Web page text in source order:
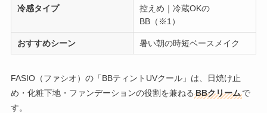
冷感タイプ
控えめ｜冷蔵OKの
BB（※1）
おすすめシーン 暑い朝の時短ベースメイク
FASIO（ファシオ）の「BBティントUVクール」 は、日焼け止
め・化粧下地・ファンデーションの役割を兼ねる BBクリームで
す。